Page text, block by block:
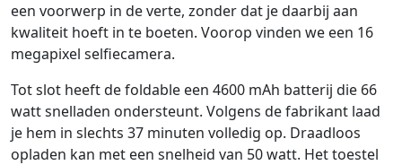
een voorwerp in de verte, zonder dat je daarbij aan
kwaliteit hoeft in te boeten. Voorop vinden we een 16
megapixel selfiecamera.
Tot slot heeft de foldable een 4600 mAh batterij die 66
watt snelladen ondersteunt. Volgens de fabrikant laad
je hem in slechts 37 minuten volledig op. Draadloos
opladen kan met een snelheid van 50 watt. Het toestel